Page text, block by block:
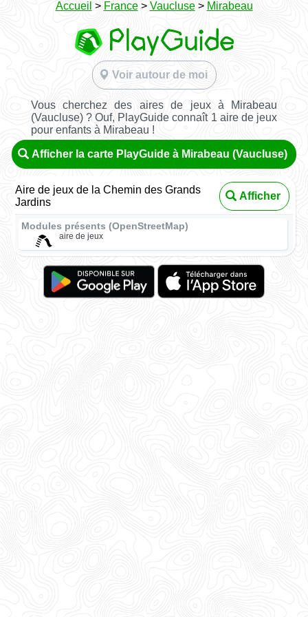
Accueil > France> Vaucluse> Mirabeau
Voir autour de moi
Vous cherchez des aires de jeux à Mirabeau
(Vaucluse) ? Ouf, PlayGuide connaît 1 aire de jeux
pour enfants à Mirabeau !
Afficher la carte PlayGuide à Mirabeau (Vaucluse)
Aire de jeux de la Chemin des Grands
Jardins
Afficher
Modules présents (OpenStreetMap)
aire de jeux